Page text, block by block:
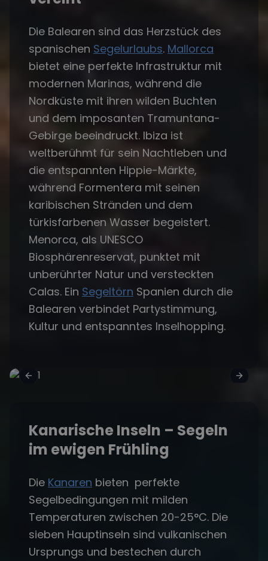
Die Balearen sind das Herzstück des
spanischen Segelurlaubs. Mallorca
bietet eine perfekte Infrastruktur mit
modernen Marinas, während die
Nordküste mit ihren wilden Buchten
und dem imposanten Tramuntana-
Gebirge beeindruckt. Ibiza ist
weltberühmt für sein Nachtleben und
die entspannten Hippie-Märkte,
während Formentera mit seinen
karibischen Stränden und dem
türkisfarbenen Wasser begeistert.
Menorca, als UNESCO
Biosphärenreservat, punktet mit
unberührter Natur und versteckten
Calas. Ein Segeltörn Spanien durch die
Balearen verbindet Partystimmung,
Kultur und entspanntes Inselhopping.
Kanarische Inseln – Segeln
im ewigen Frühling
Die Kanaren bieten perfekte
Segelbedingungen mit milden
Temperaturen zwischen 20-25°C. Die
sieben Hauptinseln sind vulkanischen
Ursprungs und bestechen durch